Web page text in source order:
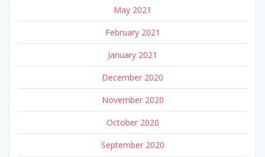
May 2021
February 2021
January 2021
December 2020
November 2020
October 2020
September 2020